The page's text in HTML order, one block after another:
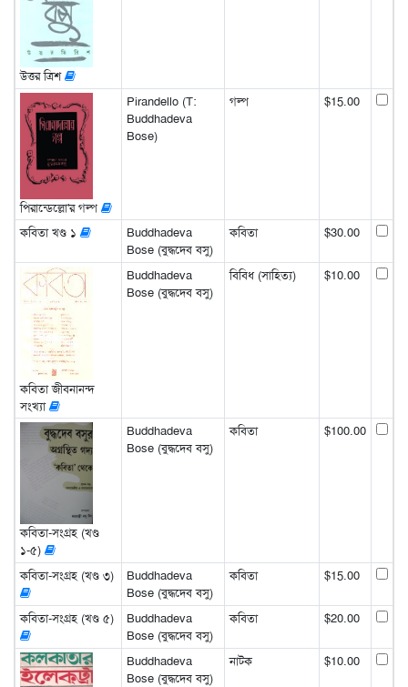
উত্তর ত্রিশ
পিরান্ডেল্লো'র গল্প
Pirandello (T:
Buddhadeva
Bose)
গল্প $15.00
কবিতা খণ্ড ১
Buddhadeva
Bose (বুদ্ধদেব বসু)
কবিতা $30.00
কবিতা জীবনানন্দ
সংখ্যা
Buddhadeva
Bose (বুদ্ধদেব বসু)
বিবিধ (সাহিত্য) $10.00
কবিতা-সংগ্রহ (খণ্ড
১-৫)
Buddhadeva
Bose (বুদ্ধদেব বসু)
কবিতা $100.00
কবিতা-সংগ্রহ (খণ্ড ৩)
Buddhadeva
Bose (বুদ্ধদেব বসু)
কবিতা $15.00
কবিতা-সংগ্রহ (খণ্ড ৫)
Buddhadeva
Bose (বুদ্ধদেব বসু)
কবিতা $20.00
Buddhadeva
Bose (বুদ্ধদেব বসু)
নাটক $10.00